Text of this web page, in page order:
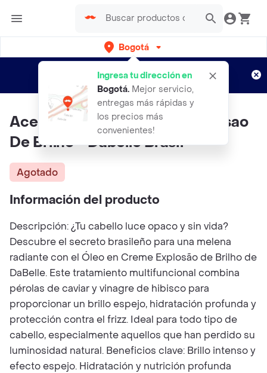
Bogotá
Ingresa tu dirección en
Bogotá. Mejor servicio,
entregas más rápidas y
los precios más
convenientes!
envíos gratis por semanas
Aplican TyC
Aceite Capilar En Crema Explosao
De Brilho - Dabelle Brasil
Agotado
Información del producto
Descripción: ¿Tu cabello luce opaco y sin vida?
Descubre el secreto brasileño para una melena
radiante con el Óleo en Creme Explosão de Brilho de
DaBelle. Este tratamiento multifuncional combina
pérolas de caviar y vinagre de hibisco para
proporcionar un brillo espejo, hidratación profunda y
protección contra el frizz. Ideal para todo tipo de
cabello, especialmente aquellos que han perdido su
luminosidad natural. Beneficios clave: Brillo intenso y
efecto espejo. Hidratación y nutrición profunda